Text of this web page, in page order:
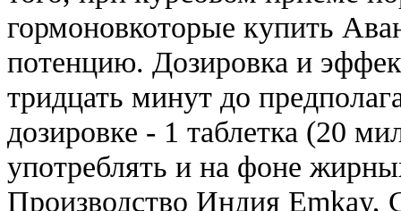
гормоновкоторые купить
потенцию. Дозировка и
тридцать минут до
дозировке - 1 таблетка (20
употреблять и на фоне
Производство Индия Emkay,